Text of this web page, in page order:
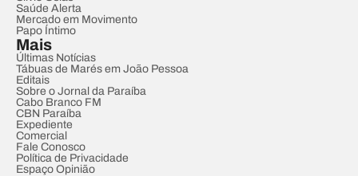
Saúde Alerta
Mercado em Movimento
Papo Íntimo
Mais
Últimas Notícias
Tábuas de Marés em João Pessoa
Editais
Sobre o Jornal da Paraíba
Cabo Branco FM
CBN Paraíba
Expediente
Comercial
Fale Conosco
Política de Privacidade
Espaço Opinião